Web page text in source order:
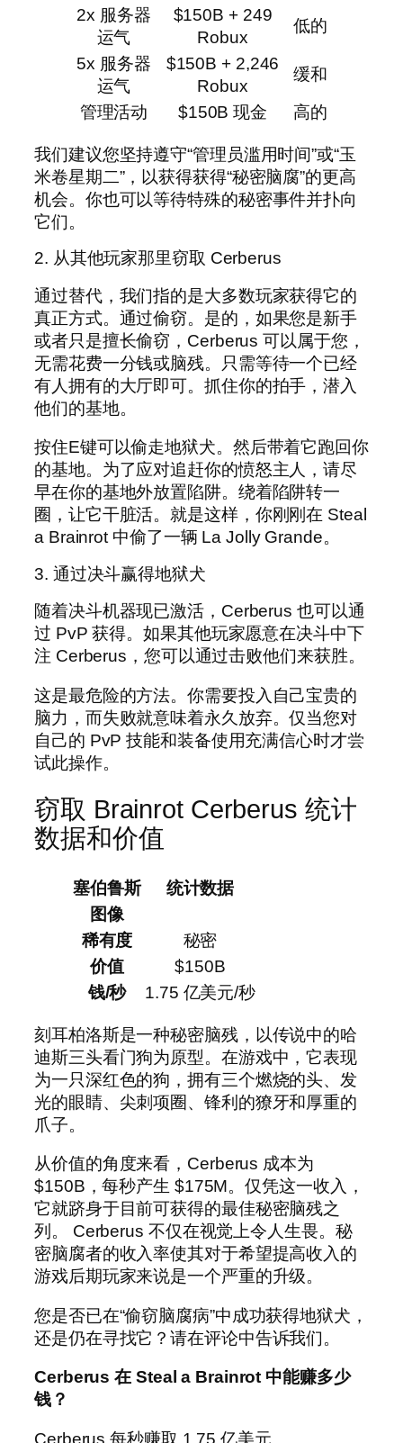
2x 服务器
运气
$150B + 249
Robux
低的
5x 服务器
运气
$150B + 2,246
Robux
缓和
管理活动
$150B 现金 高的
我们建议您坚持遵守“管理员滥用时间”或“玉
米卷星期二”，以获得获得“秘密脑腐”的更高
机会。你也可以等待特殊的秘密事件并扑向
它们。
2. 从其他玩家那里窃取 Cerberus
通过替代，我们指的是大多数玩家获得它的
真正方式。通过偷窃。是的，如果您是新手
或者只是擅长偷窃，Cerberus 可以属于您，
无需花费一分钱或脑残。只需等待一个已经
有人拥有的大厅即可。抓住你的拍手，潜入
他们的基地。
按住E键可以偷走地狱犬。然后带着它跑回你
的基地。为了应对追赶你的愤怒主人，请尽
早在你的基地外放置陷阱。绕着陷阱转一
圈，让它干脏活。就是这样，你刚刚在 Steal
a Brainrot 中偷了一辆 La Jolly Grande。
3. 通过决斗赢得地狱犬
随着决斗机器现已激活，Cerberus 也可以通
过 PvP 获得。如果其他玩家愿意在决斗中下
注 Cerberus，您可以通过击败他们来获胜。
这是最危险的方法。你需要投入自己宝贵的
脑力，而失败就意味着永久放弃。仅当您对
自己的 PvP 技能和装备使用充满信心时才尝
试此操作。
窃取 Brainrot Cerberus 统计
数据和价值
塞伯鲁斯
统计数据
图像
稀有度
秘密
价值
$150B
钱/秒
1.75 亿美元/秒
刻耳柏洛斯是一种秘密脑残，以传说中的哈
迪斯三头看门狗为原型。在游戏中，它表现
为一只深红色的狗，拥有三个燃烧的头、发
光的眼睛、尖刺项圈、锋利的獠牙和厚重的
爪子。
从价值的角度来看，Cerberus 成本为
$150B，每秒产生 $175M。仅凭这一收入，
它就跻身于目前可获得的最佳秘密脑残之
列。 Cerberus 不仅在视觉上令人生畏。秘
密脑腐者的收入率使其对于希望提高收入的
游戏后期玩家来说是一个严重的升级。
您是否已在“偷窃脑腐病”中成功获得地狱犬，
还是仍在寻找它？请在评论中告诉我们。
Cerberus 在 Steal a Brainrot 中能赚多少
钱？
Cerberus 每秒赚取 1.75 亿美元。